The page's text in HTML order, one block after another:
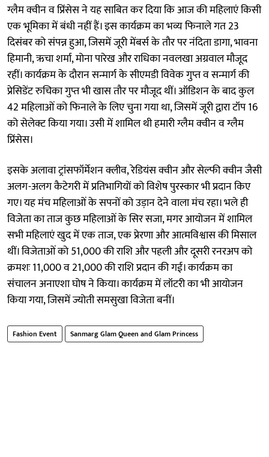
ग्लैम क्वीन व प्रिंसेस ने यह साबित कर दिया कि आज की महिलाएं किसी
एक भूमिका में बंधी नहीं हैं। इस कार्यक्रम का भव्य फिनाले गत 23
दिसंबर को संपन्न हुआ, जिसमें जूरी मेंबर्स के तौर पर नंदिता डागा, भावना
हिमानी, ऋचा शर्मा, मोना पारेख और राधिका नवलखा अग्रवाल मौजूद
रहीं। कार्यक्रम के दौरान सन्मार्ग के सीएमडी विवेक गुप्त व सन्मार्ग की
प्रेसिडेंट रुचिका गुप्त भी खास तौर पर मौजूद थीं। ऑडिशन के बाद कुल
42 महिलाओं को फिनाले के लिए चुना गया था, जिसमें जूरी द्वारा टॉप 16
को सेलेक्ट किया गया। उसी में शामिल थी हमारी ग्लैम क्वीन व ग्लैम
प्रिंसेस।
इसके अलावा ट्रांसफॉर्मेशन क्लीव, रेडियंस क्वीन और सेल्फी क्वीन जैसी
अलग-अलग कैटेगरी में प्रतिभागियाें को विशेष पुरस्कार भी प्रदान किए
गए। यह मंच महिलाओं के सपनों को उड़ान देने वाला मंच रहा। भले ही
विजेता का ताज कुछ महिलाओं के सिर सजा, मगर आयोजन में शामिल
सभी महिलाएं खुद में एक ताज, एक प्रेरणा और आत्मविश्वास की मिसाल
थीं। विजेताओं काे 51,000 की राशि और पहली और दूसरी रनरअप को
क्रमशः 11,000 व 21,000 की राशि प्रदान की गई। कार्यक्रम का
संचालन अनाएशा घोष ने किया। कार्यक्रम में लॉटरी का भी आयोजन
किया गया, जिसमें ज्योती समसुखा विजेता बनीं।
Fashion Event Sanmarg Glam Queen and Glam Princess